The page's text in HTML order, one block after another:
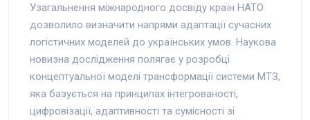
Узагальнення міжнародного досвіду країн НАТО
дозволило визначити напрями адаптації сучасних
логістичних моделей до українських умов. Наукова
новизна дослідження полягає у розробці
концептуальної моделі трансформації системи МТЗ,
яка базується на принципах інтегрованості,
цифровізації, адаптивності та сумісності зі